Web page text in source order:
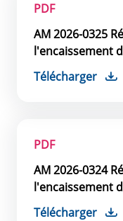
PDF
AM 2026-0325
l'encaissement
électrique
Télécharger
PDF
AM 2026-0324
l'encaissement
électrique
Télécharger